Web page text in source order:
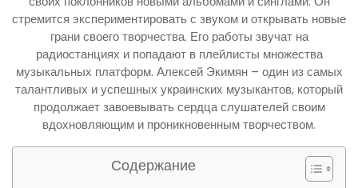
стремится экспериментировать с звуком и открывать новые
грани своего творчества. Его работы звучат на
радиостанциях и попадают в плейлисты множества
музыкальных платформ. Алексей Экимян – один из самых
талантливых и успешных украинских музыкантов, который
продолжает завоевывать сердца слушателей своим
вдохновляющим и проникновенным творчеством.
Содержание